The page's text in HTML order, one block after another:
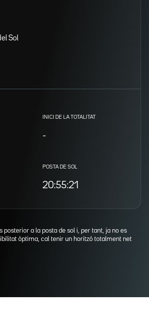
Sol
INICI DE LA TOTALITAT
-
POSTA DE SOL
20:55:21
posterior a la posta de sol i, per tant, ja no es
òptima, cal tenir un horitzó totalment net